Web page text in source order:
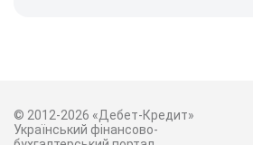
© 2012-2026 «Дебет-Кредит»
Український фінансово-